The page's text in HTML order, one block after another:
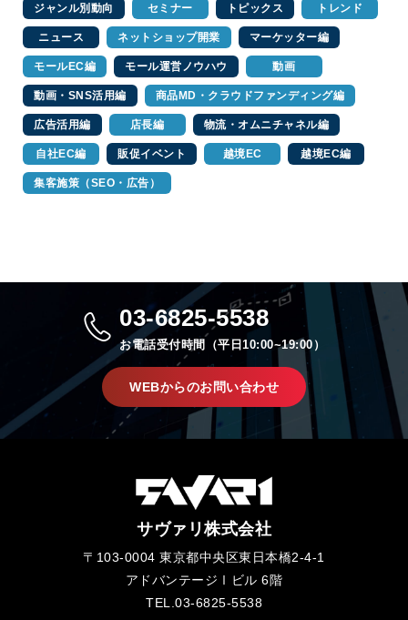
ジャンル別動向 セミナー トピックス トレンド
ニュース ネットショップ開業 マーケッター編
モールEC編 モール運営ノウハウ 動画
動画・SNS活用編 商品MD・クラウドファンディング編
広告活用編 店長編 物流・オムニチャネル編
自社EC編 販促イベント 越境EC 越境EC編
集客施策（SEO・広告）
03-6825-5538
お電話受付時間（平日10:00~19:00）
WEBからのお問い合わせ
サヴァリ株式会社
〒103-0004 東京都中央区東日本橋2-4-1
アドバンテージⅠビル 6階
TEL.03-6825-5538